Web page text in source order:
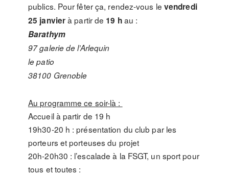
publics. Pour fêter ça, rendez-vous le vendredi
25 janvierà partir de 19 hau :
Barathym
97 galerie de l’Arlequin
le patio
38100 Grenoble
Au programme ce soir-là :
Accueil à partir de 19 h
19h30-20 h : présentation du club par les
porteurs et porteuses du projet
20h-20h30 : l’escalade à la FSGT, un sport pour
tous et toutes :